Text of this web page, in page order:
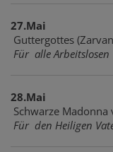
27.Mai
Guttergottes
Für alle Arbeitslosen
28.Mai
Schwarze
Für den Heiligen